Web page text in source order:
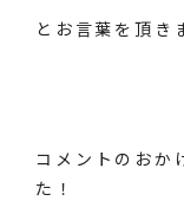
とお言葉を頂き
コメントのおか
た！